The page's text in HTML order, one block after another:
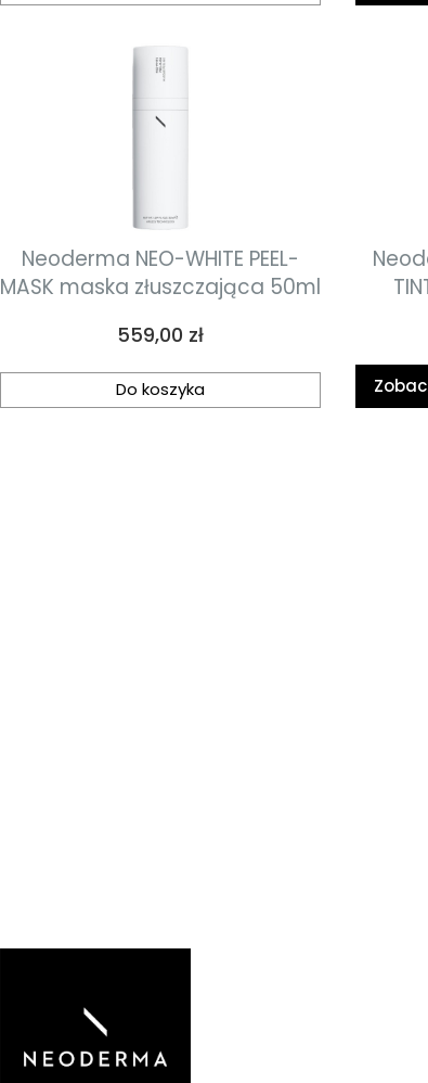
Neoderma NEO-WHITE PEEL-
MASK maska złuszczająca 50ml
Cena
559,00 zł
Do koszyka